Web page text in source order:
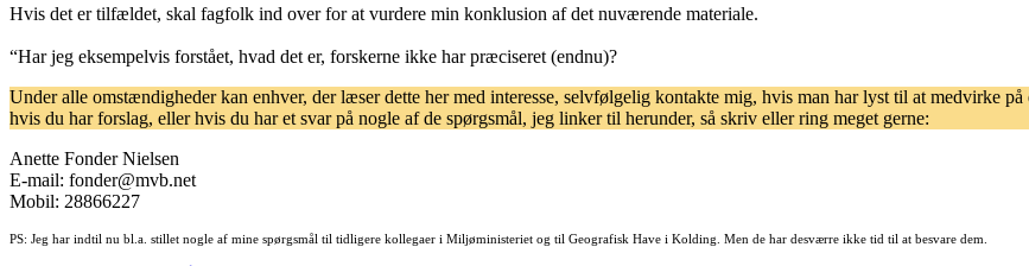
Hvis det er tilfældet, skal fagfolk ind over for at vurdere min konklusion af det nuværende materiale.
“Har jeg eksempelvis forstået, hvad det er, forskerne ikke har præciseret (endnu)?
Under alle omstændigheder kan enhver, der læser dette her med interesse, selvfølgelig kontakte mig, hvis man har lyst til at medvirke på
hvis du har forslag, eller hvis du har et svar på nogle af de spørgsmål, jeg linker til herunder, så skriv eller ring meget gerne:
Anette Fonder Nielsen
E-mail: fonder@mvb.net
Mobil: 28866227
PS: Jeg har indtil nu bl.a. stillet nogle af mine spørgsmål til tidligere kollegaer i Miljøministeriet og til Geografisk Have i Kolding. Men de har desværre ikke tid til at besvare dem.